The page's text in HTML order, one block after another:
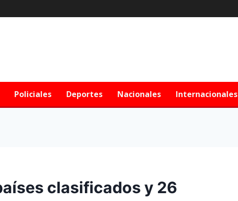
Policiales Deportes Nacionales Internacionales
clasificados y 26